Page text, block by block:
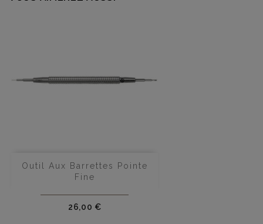
Outil Aux Barrettes Pointe
Fine
Prix
26,00 €